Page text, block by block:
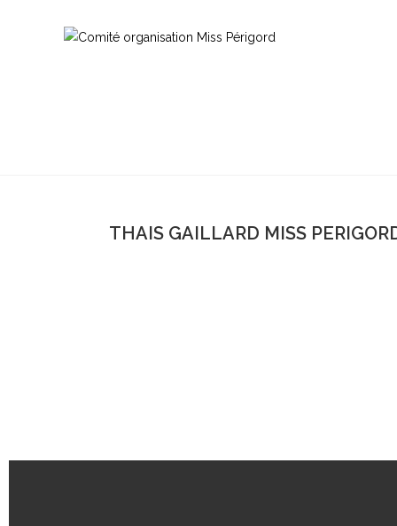
THAIS GAILLARD MISS